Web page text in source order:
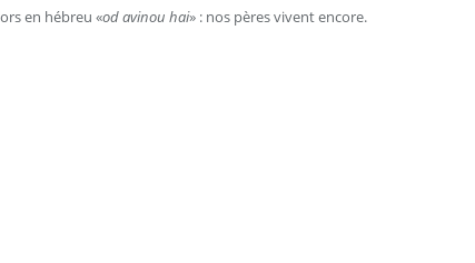
en hébreu «od avinou hai» : nos pères vivent encore.